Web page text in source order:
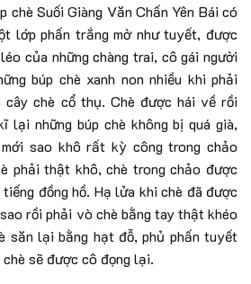
chè Suối Giàng Văn Chấn Yên Bái có
lớp phấn trắng mờ như tuyết, được
của những chàng trai, cô gái người
búp chè xanh non nhiều khi phải
chè cổ thụ. Chè được hái về rồi
lại những búp chè không bị quá già,
sao khô rất kỳ công trong chảo
phải thật khô, chè trong chảo được
đồng hồ. Hạ lửa khi chè đã được
rồi phải vò chè bằng tay thật khéo
săn lại bằng hạt đỗ, phủ phấn tuyết
sẽ được cô đọng lại.